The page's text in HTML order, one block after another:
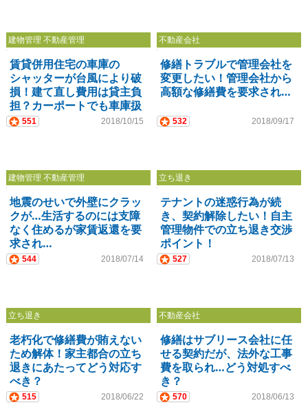
建物管理 不動産管理
賃貸併用住宅の車庫の
シャッターが台風により破
損！建て直し費用は貸主負
担？カーポートでも車庫扱
いか…
551 2018/10/15
不動産会社
修繕トラブルで管理会社を
変更したい！管理会社から
高額な修繕費を要求され…
532 2018/09/17
建物管理 不動産管理
地震のせいで外壁にクラッ
クが…生活するのには支障
なく住めるが家賃返還を要
求され…
544 2018/07/14
立ち退き
テナントの迷惑行為が続
き、契約解除したい！自主
管理物件での立ち退き交渉
ポイント！
527 2018/07/13
立ち退き
老朽化で修繕費が賄えない
ため解体！家主都合の立ち
退きにあたってどう対応す
べき？
515 2018/06/22
不動産会社
修繕はサブリース会社に任
せる契約だが、法外な工事
費を取られ…どう対処すべ
き？
570 2018/06/13